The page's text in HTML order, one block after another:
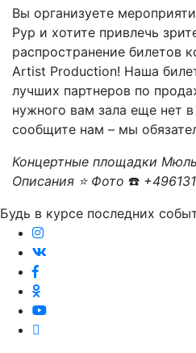
Вы организуете
Рур и хотите привлечь
распространение билетов
Artist Production! Наша
лучших партнеров по
нужного вам зала еще нет
сообщите нам – мы
Концертные площадки
Описания ⭐ Фото ☎️
Будь в курсе последних